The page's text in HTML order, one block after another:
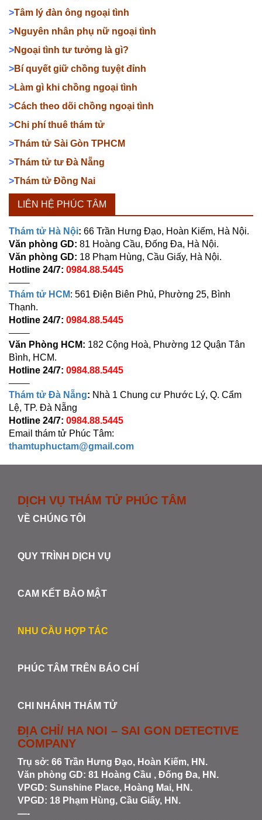
>Tâm lý đàn ông ngoại tình
>Nguyên nhân phụ nữ ngoại tình
>Ngoại tình tư tưởng là gì?
>Bí quyết giữ chồng tuyệt đỉnh
>Làm gì khi chồng ngoại tình
>Cách theo dõi chồng ngoại tình
>Chi phí thuê thám tử
>Thám tử Sài Gòn TPHCM
>Thám tử tư Đà Nẵng
>Thám tử Đồng Nai
LIÊN HỆ PHÚC TÂM
Thám tử Hà Nội: 66 Trần Hưng Đạo, Hoàn Kiếm, Hà Nội.
Văn phòng GD: 81 Hoàng Cầu, Đống Đa, Hà Nội.
Văn phòng GD: 18 Phạm Hùng, Cầu Giấy, Hà Nội.
Hotline 24/7: 0984.88.5445
——–
Thám tử HCM: 561 Điện Biên Phủ, Phường 25, Bình
Thạnh.
Hotline 24/7: 0984.88.5445
——–
Văn Phòng HCM: 182 Cộng Hoà, Phường 12 Quận Tân
Bình, HCM.
Hotline 24/7: 0984.88.5445
——–
Thám tử Đà Nẵng: Nhà 1 Chung cư Phước Lý, Q. Cẩm
Lệ, TP. Đà Nẵng
Hotline 24/7: 0984.88.5445
Email thám tử Phúc Tâm:
thamtuphuctam@gmail.com
DỊCH VỤ THÁM TỬ PHÚC TÂM
VỀ CHÚNG TÔI
QUY TRÌNH DỊCH VỤ
CAM KẾT BẢO MẬT
NHU CẦU HỢP TÁC
PHÚC TÂM TRÊN BÁO CHÍ
CHI NHÁNH THÁM TỬ
ĐỊA CHỈ/ HA NOI – SAI GON DETECTIVE
COMPANY
Trụ sở: 66 Trần Hưng Đạo, Hoàn Kiếm, HN.
Văn phòng GD: 81 Hoàng Cầu , Đống Đa, HN.
VPGD: Sunshine Place, Hoàng Mai, HN.
VPGD: 18 Phạm Hùng, Cầu Giấy, HN.
—-